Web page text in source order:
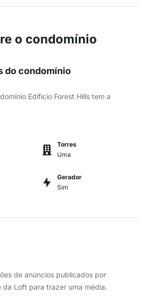
o condomínio
do condomínio
Edificio Forest Hills tem a
Torres
Uma
Gerador
Sim
de anúncios publicados por
da Loft para trazer uma média.